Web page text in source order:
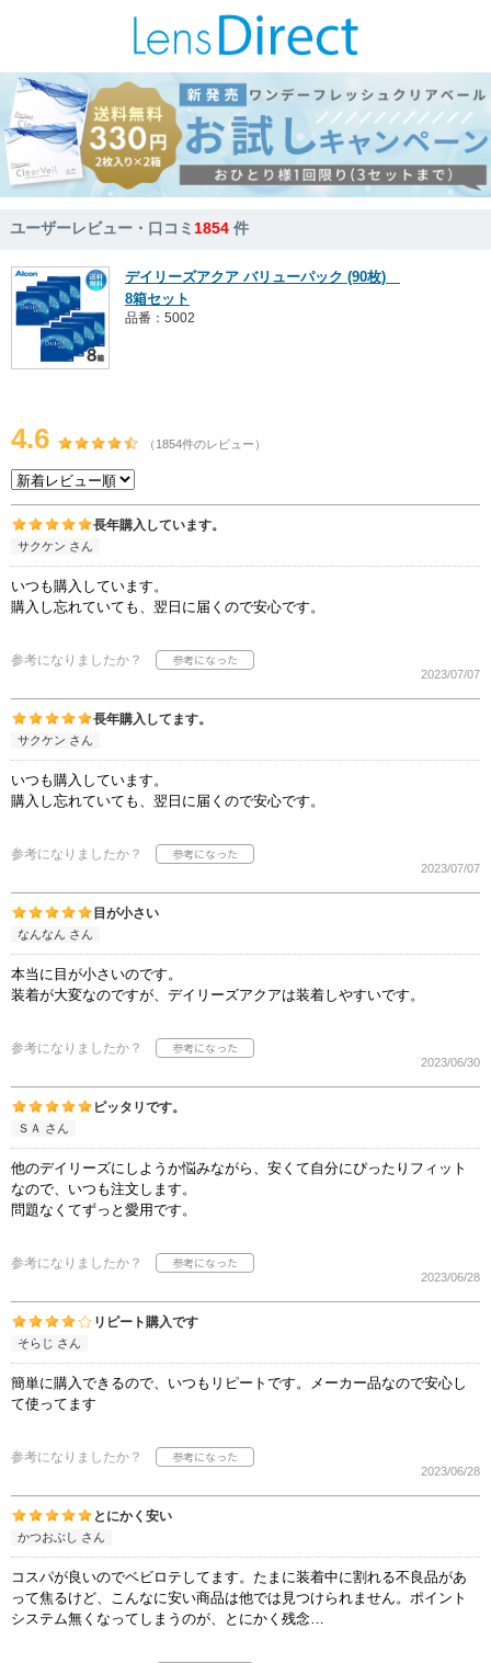
ユーザーレビュー・口コミ1854 件
デイリーズアクア バリューパック (90枚)
8箱セット
品番：5002
4.6 （1854件のレビュー）
長年購入しています。
サクケン さん
いつも購入しています。
購入し忘れていても、翌日に届くので安心です。
参考になりましたか？
2023/07/07
長年購入してます。
サクケン さん
いつも購入しています。
購入し忘れていても、翌日に届くので安心です。
参考になりましたか？
2023/07/07
目が小さい
なんなん さん
本当に目が小さいのです。
装着が大変なのですが、デイリーズアクアは装着しやすいです。
参考になりましたか？
2023/06/30
ピッタリです。
ＳＡ さん
他のデイリーズにしようか悩みながら、安くて自分にぴったりフィット
なので、いつも注文します。
問題なくてずっと愛用です。
参考になりましたか？
2023/06/28
リピート購入です
そらじ さん
簡単に購入できるので、いつもリピートです。メーカー品なので安心し
て使ってます
参考になりましたか？
2023/06/28
とにかく安い
かつおぶし さん
コスパが良いのでベビロテしてます。たまに装着中に割れる不良品があ
って焦るけど、こんなに安い商品は他では見つけられません。ポイント
システム無くなってしまうのが、とにかく残念…